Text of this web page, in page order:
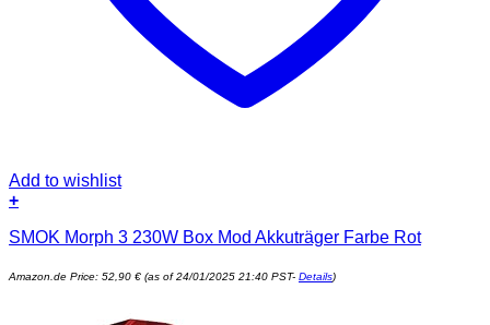
Add to wishlist
+
SMOK Morph 3 230W Box Mod Akkuträger Farbe Rot
Amazon.de Price: 52,90 € (as of 24/01/2025 21:40 PST- Details)